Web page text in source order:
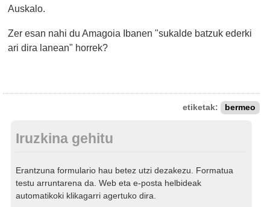
Auskalo.
Zer esan nahi du Amagoia Ibanen "sukalde batzuk ederki
ari dira lanean" horrek?
etiketak: bermeo
Iruzkina gehitu
Erantzuna formulario hau betez utzi dezakezu. Formatua
testu arruntarena da. Web eta e-posta helbideak
automatikoki klikagarri agertuko dira.